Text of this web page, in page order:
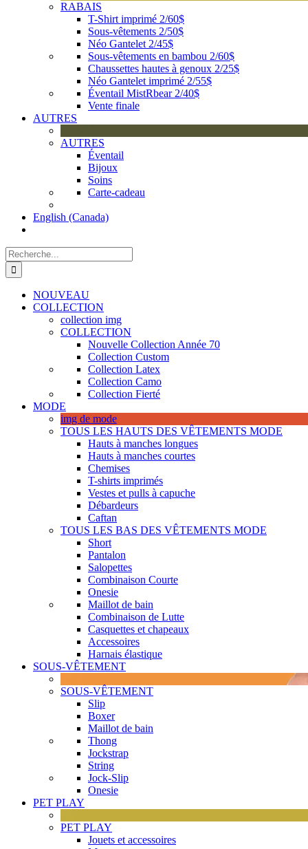
RABAIS
T-Shirt imprimé 2/60$
Sous-vêtements 2/50$
Néo Gantelet 2/45$
Sous-vêtements en bambou 2/60$
Chaussettes hautes à genoux 2/25$
Néo Gantelet imprimé 2/55$
Éventail MistRbear 2/40$
Vente finale
AUTRES
AUTRES
Éventail
Bijoux
Soins
Carte-cadeau
English (Canada)
Recherche
de
:
NOUVEAU
COLLECTION
collection img
COLLECTION
Nouvelle Collection Année 70
Collection Custom
Collection Latex
Collection Camo
Collection Fierté
MODE
img de mode
TOUS LES HAUTS DES VÊTEMENTS MODE
Hauts à manches longues
Hauts à manches courtes
Chemises
T-shirts imprimés
Vestes et pulls à capuche
Débardeurs
Caftan
TOUS LES BAS DES VÊTEMENTS MODE
Short
Pantalon
Salopettes
Combinaison Courte
Onesie
Maillot de bain
Combinaison de Lutte
Casquettes et chapeaux
Accessoires
Harnais élastique
SOUS-VÊTEMENT
SOUS-VÊTEMENT
Slip
Boxer
Maillot de bain
Thong
Jockstrap
String
Jock-Slip
Onesie
PET PLAY
PET PLAY
Jouets et accessoires